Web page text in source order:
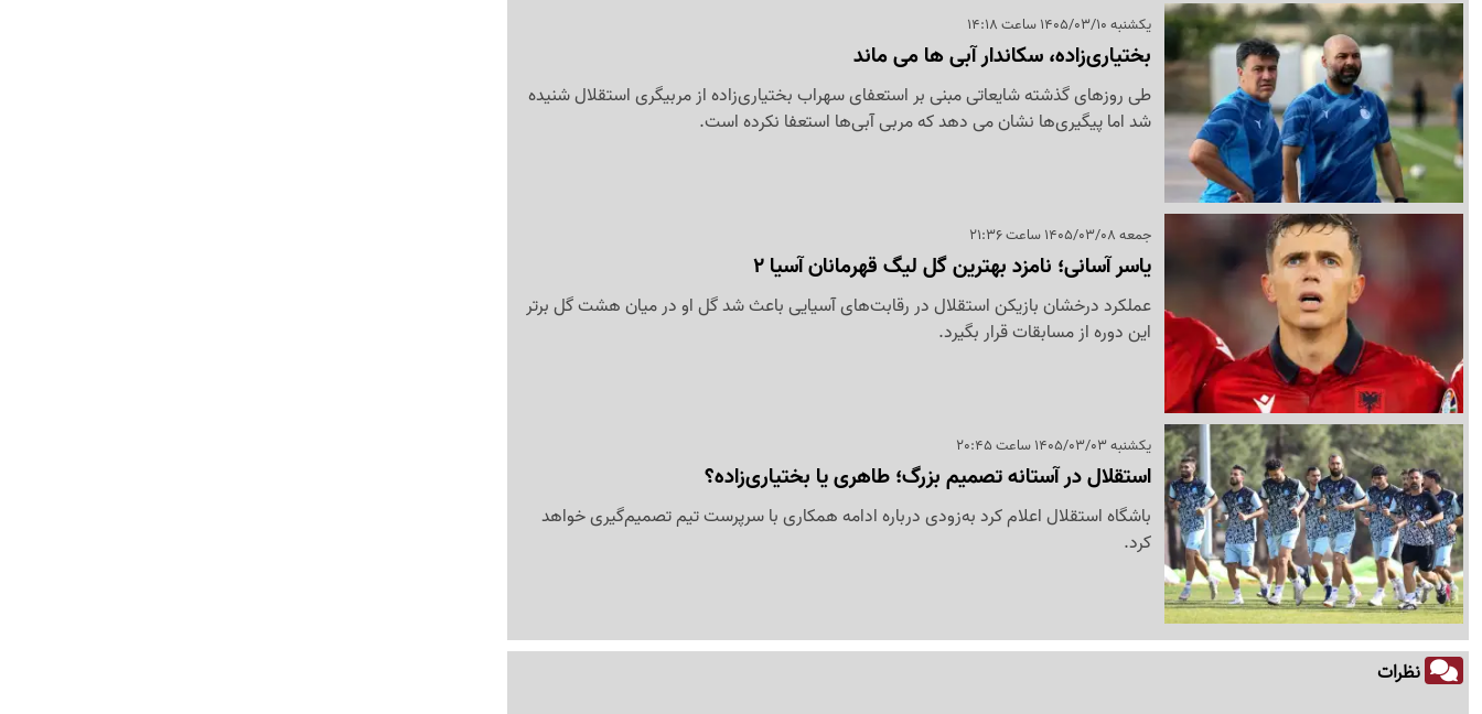
یکشنبه 1405/03/10 ساعت 14:18
بختیاری‌زاده، سکاندار آبی ها می ماند
طی روزهای گذشته شایعاتی مبنی بر استعفای سهراب بختیاری‌زاده از مربیگری استقلال شنیده
شد اما پیگیری‌ها نشان می دهد که مربی آبی‌ها استعفا نکرده است.
جمعه 1405/03/08 ساعت 21:36
یاسر آسانی؛ نامزد بهترین گل لیگ قهرمانان آسیا 2
عملکرد درخشان بازیکن استقلال در رقابت‌های آسیایی باعث شد گل او در میان هشت گل برتر
این دوره از مسابقات قرار بگیرد.
یکشنبه 1405/03/03 ساعت 20:45
استقلال در آستانه تصمیم بزرگ؛ طاهری یا بختیاری‌زاده؟
باشگاه استقلال اعلام کرد به‌زودی درباره ادامه همکاری با سرپرست تیم تصمیم‌گیری خواهد
کرد.
نظرات